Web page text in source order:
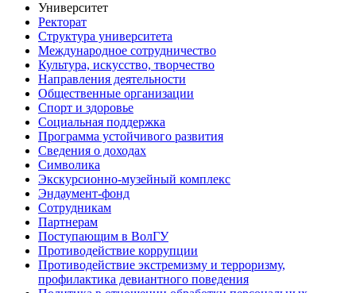
Университет
Ректорат
Структура университета
Международное сотрудничество
Культура, искусство, творчество
Направления деятельности
Общественные организации
Спорт и здоровье
Социальная поддержка
Программа устойчивого развития
Сведения о доходах
Символика
Экскурсионно-музейный комплекс
Эндаумент-фонд
Сотрудникам
Партнерам
Поступающим в ВолГУ
Противодействие коррупции
Противодействие экстремизму и терроризму,
профилактика девиантного поведения